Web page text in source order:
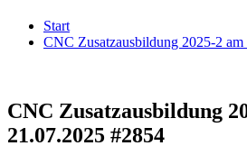
Start
CNC Zusatzausbildung 2025-2
CNC Zusatzausbildung
21.07.2025 #2854